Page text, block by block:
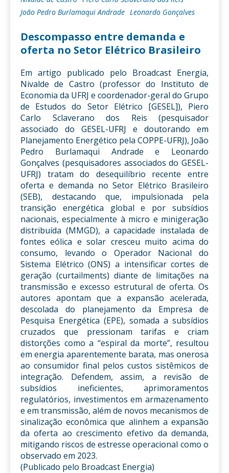
João Pedro Burlamaqui Andrade Leonardo Gonçalves
Descompasso entre demanda e
oferta no Setor Elétrico Brasileiro
Em artigo publicado pelo Broadcast Energia,
Nivalde de Castro (professor do Instituto de
Economia da UFRJ e coordenador-geral do Grupo
de Estudos do Setor Elétrico [GESEL]), Piero
Carlo Sclaverano dos Reis (pesquisador
associado do GESEL-UFRJ e doutorando em
Planejamento Energético pela COPPE-UFRJ), João
Pedro Burlamaqui Andrade e Leonardo
Gonçalves (pesquisadores associados do GESEL-
UFRJ) tratam do desequilíbrio recente entre
oferta e demanda no Setor Elétrico Brasileiro
(SEB), destacando que, impulsionada pela
transição energética global e por subsídios
nacionais, especialmente à micro e minigeração
distribuída (MMGD), a capacidade instalada de
fontes eólica e solar cresceu muito acima do
consumo, levando o Operador Nacional do
Sistema Elétrico (ONS) a intensificar cortes de
geração (curtailments) diante de limitações na
transmissão e excesso estrutural de oferta. Os
autores apontam que a expansão acelerada,
descolada do planejamento da Empresa de
Pesquisa Energética (EPE), somada a subsídios
cruzados que pressionam tarifas e criam
distorções como a “espiral da morte”, resultou
em energia aparentemente barata, mas onerosa
ao consumidor final pelos custos sistêmicos de
integração. Defendem, assim, a revisão de
subsídios ineficientes, aprimoramentos
regulatórios, investimentos em armazenamento
e em transmissão, além de novos mecanismos de
sinalização econômica que alinhem a expansão
da oferta ao crescimento efetivo da demanda,
mitigando riscos de estresse operacional como o
observado em 2023.
(Publicado pelo Broadcast Energia)